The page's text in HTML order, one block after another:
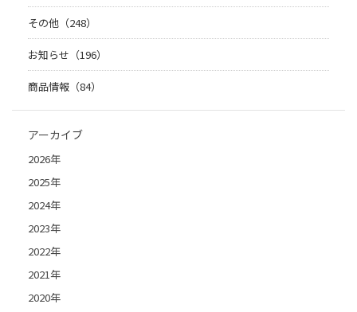
その他（248）
お知らせ（196）
商品情報（84）
アーカイブ
2026年
2025年
2024年
2023年
2022年
2021年
2020年